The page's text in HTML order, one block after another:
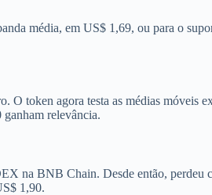
média, em US$ 1,69, ou para o
O token agora testa as médias móveis
relevância.
na BNB Chain. Desde então, perdeu
1,90.